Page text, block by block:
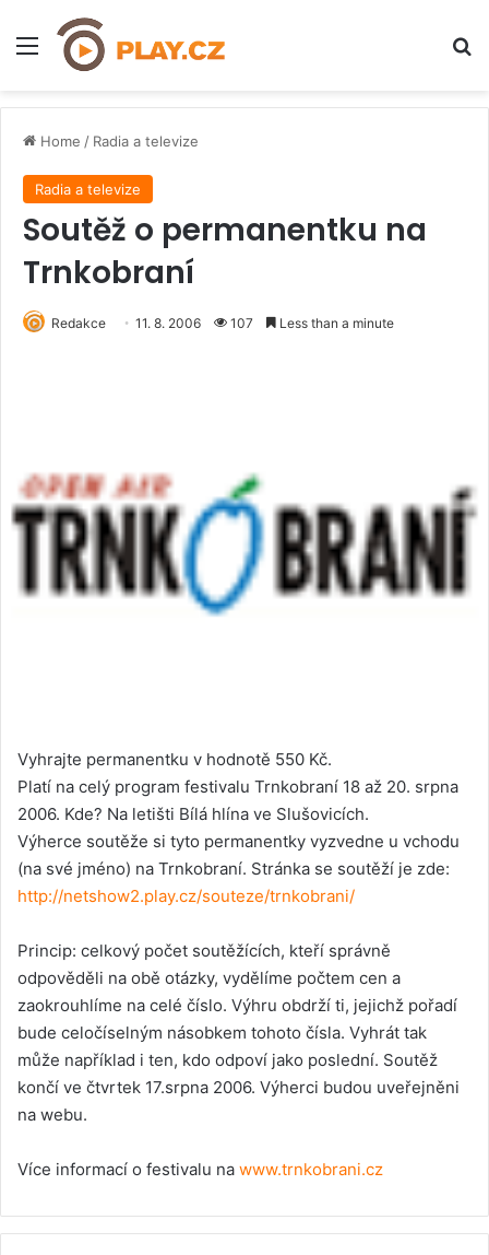
Menu
Home / Radia a televize
Radia a televize
Soutěž o permanentku na
Trnkobraní
Redakce 11. 8. 2006 107 Less than a minute
Vyhrajte permanentku v hodnotě 550 Kč.
Platí na celý program festivalu Trnkobraní 18 až 20. srpna
2006. Kde? Na letišti Bílá hlína ve Slušovicích.
Výherce soutěže si tyto permanentky vyzvedne u vchodu
(na své jméno) na Trnkobraní. Stránka se soutěží je zde:
http://netshow2.play.cz/souteze/trnkobrani/
Princip: celkový počet soutěžících, kteří správně
odpověděli na obě otázky, vydělíme počtem cen a
zaokrouhlíme na celé číslo. Výhru obdrží ti, jejichž pořadí
bude celočíselným násobkem tohoto čísla. Vyhrát tak
může například i ten, kdo odpoví jako poslední. Soutěž
končí ve čtvrtek 17.srpna 2006. Výherci budou uveřejněni
na webu.
Více informací o festivalu na www.trnkobrani.cz